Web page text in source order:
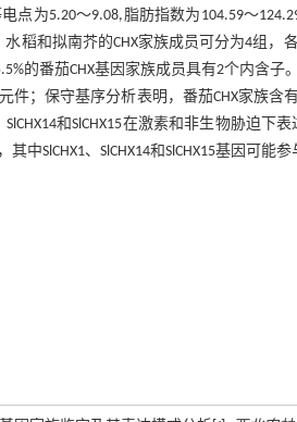
点为5.20～9.08,脂肪指数为104.59～
稻和拟南芥的CHX家族成员可分为4组，
的番茄CHX基因家族成员具有2个内含子
；保守基序分析表明，番茄CHX家族含
和SlCHX15在激素和非生物胁迫下
SlCHX1、SlCHX14和SlCHX15基因可能